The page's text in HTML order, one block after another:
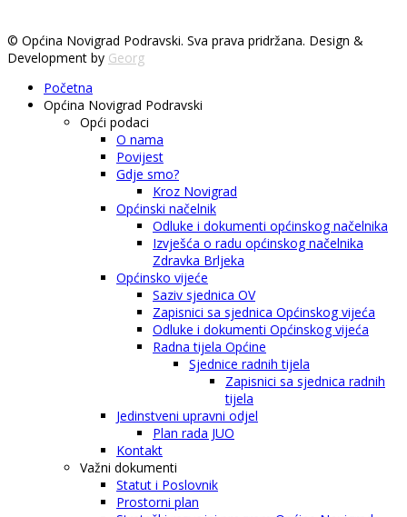
© Općina Novigrad Podravski. Sva prava pridržana. Design &
Development by Georg
Početna
Općina Novigrad Podravski
Opći podaci
O nama
Povijest
Gdje smo?
Kroz Novigrad
Općinski načelnik
Odluke i dokumenti općinskog načelnika
Izvješća o radu općinskog načelnika
Zdravka Brljeka
Općinsko vijeće
Saziv sjednica OV
Zapisnici sa sjednica Općinskog vijeća
Odluke i dokumenti Općinskog vijeća
Radna tijela Općine
Sjednice radnih tijela
Zapisnici sa sjednica radnih
tijela
Jedinstveni upravni odjel
Plan rada JUO
Kontakt
Važni dokumenti
Statut i Poslovnik
Prostorni plan